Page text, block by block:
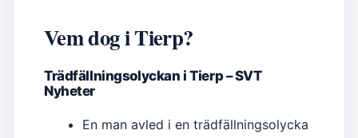
Vem dog i Tierp?
Trädfällningsolyckan i Tierp – SVT
Nyheter
En man avled i en trädfällningsolycka